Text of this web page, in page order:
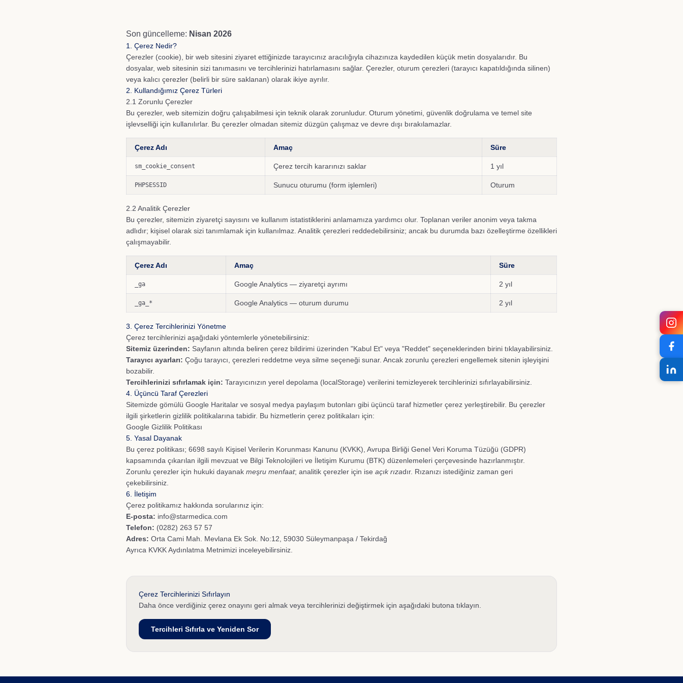
Son güncelleme: Nisan 2026
1. Çerez Nedir?
Çerezler (cookie), bir web sitesini ziyaret ettiğinizde tarayıcınız aracılığıyla cihazınıza kaydedilen küçük metin dosyalarıdır. Bu
dosyalar, web sitesinin sizi tanımasını ve tercihlerinizi hatırlamasını sağlar. Çerezler, oturum çerezleri (tarayıcı kapatıldığında silinen)
veya kalıcı çerezler (belirli bir süre saklanan) olarak ikiye ayrılır.
2. Kullandığımız Çerez Türleri
2.1 Zorunlu Çerezler
Bu çerezler, web sitemizin doğru çalışabilmesi için teknik olarak zorunludur. Oturum yönetimi, güvenlik doğrulama ve temel site
işlevselliği için kullanılırlar. Bu çerezler olmadan sitemiz düzgün çalışmaz ve devre dışı bırakılamazlar.
Çerez Adı Amaç Süre
sm_cookie_consent Çerez tercih kararınızı saklar 1 yıl
PHPSESSID Sunucu oturumu (form işlemleri) Oturum
2.2 Analitik Çerezler
Bu çerezler, sitemizin ziyaretçi sayısını ve kullanım istatistiklerini anlamamıza yardımcı olur. Toplanan veriler anonim veya takma
adlıdır; kişisel olarak sizi tanımlamak için kullanılmaz. Analitik çerezleri reddedebilirsiniz; ancak bu durumda bazı özelleştirme özellikleri
çalışmayabilir.
Çerez Adı Amaç Süre
_ga Google Analytics — ziyaretçi ayrımı 2 yıl
_ga_* Google Analytics — oturum durumu 2 yıl
3. Çerez Tercihlerinizi Yönetme
Çerez tercihlerinizi aşağıdaki yöntemlerle yönetebilirsiniz:
Sitemiz üzerinden: Sayfanın altında beliren çerez bildirimi üzerinden "Kabul Et" veya "Reddet" seçeneklerinden birini tıklayabilirsiniz.
Tarayıcı ayarları: Çoğu tarayıcı, çerezleri reddetme veya silme seçeneği sunar. Ancak zorunlu çerezleri engellemek sitenin işleyişini
bozabilir.
Tercihlerinizi sıfırlamak için: Tarayıcınızın yerel depolama (localStorage) verilerini temizleyerek tercihlerinizi sıfırlayabilirsiniz.
4. Üçüncü Taraf Çerezleri
Sitemizde gömülü Google Haritalar ve sosyal medya paylaşım butonları gibi üçüncü taraf hizmetler çerez yerleştirebilir. Bu çerezler
ilgili şirketlerin gizlilik politikalarına tabidir. Bu hizmetlerin çerez politikaları için:
Google Gizlilik Politikası
5. Yasal Dayanak
Bu çerez politikası; 6698 sayılı Kişisel Verilerin Korunması Kanunu (KVKK), Avrupa Birliği Genel Veri Koruma Tüzüğü (GDPR)
kapsamında çıkarılan ilgili mevzuat ve Bilgi Teknolojileri ve İletişim Kurumu (BTK) düzenlemeleri çerçevesinde hazırlanmıştır.
Zorunlu çerezler için hukuki dayanak meşru menfaat; analitik çerezler için ise açık rızadır. Rızanızı istediğiniz zaman geri
çekebilirsiniz.
6. İletişim
Çerez politikamız hakkında sorularınız için:
E-posta: info@starmedica.com
Telefon: (0282) 263 57 57
Adres: Orta Cami Mah. Mevlana Ek Sok. No:12, 59030 Süleymanpaşa / Tekirdağ
Ayrıca KVKK Aydınlatma Metnimizi inceleyebilirsiniz.
Çerez Tercihlerinizi Sıfırlayın
Daha önce verdiğiniz çerez onayını geri almak veya tercihlerinizi değiştirmek için aşağıdaki butona tıklayın.
Tercihleri Sıfırla ve Yeniden Sor